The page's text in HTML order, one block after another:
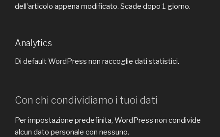
dell’articolo appena modificato. Scade dopo 1 giorno.
Analytics
Di default WordPress non raccoglie dati statistici.
Con chi condividiamo i tuoi dati
Per impostazione predefinita, WordPress non condivide
alcun dato personale con nessuno.